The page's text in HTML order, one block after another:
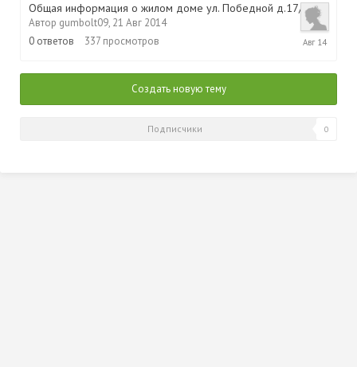
Общая информация о жилом доме ул. Победной д.17/2
Автор gumbolt09, 21 Авг 2014
0 ответов 337 просмотров
21
Создать новую тему
Подписчики 0